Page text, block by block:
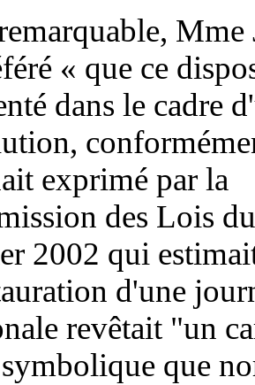
Mme
« que ce
dans le cadre
exprimé par la
des Lois
2002 qui
d'une
revêtait "un
que